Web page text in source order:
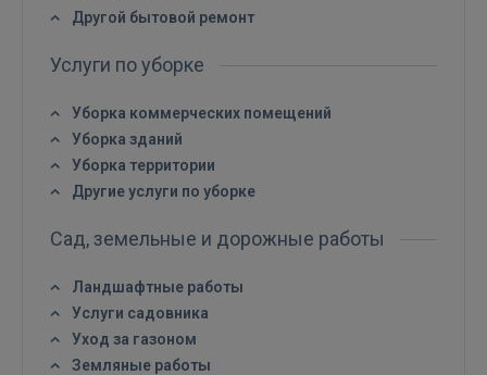
Другой бытовой ремонт
Услуги по уборке
Уборка коммерческих помещений
Уборка зданий
Уборка территории
Другие услуги по уборке
Сад, земельные и дорожные работы
Ландшафтные работы
Услуги садовника
Уход за газоном
Земляные работы